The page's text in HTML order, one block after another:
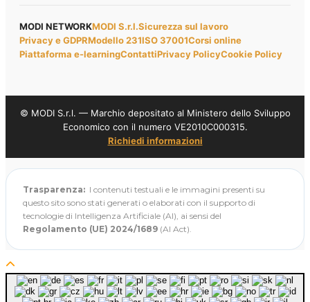
MODI NETWORKMODI S.r.l.Sicurezza sul lavoro
Privacy e GDPRModello 231ISO 37001Corsi online
Piattaforma e-learningContattiPrivacy PolicyCookie Policy
© MODI S.r.l. — Marchio depositato al Ministero dello Sviluppo
Economico con il numero VE2010C000315.
Richiedi informazioni
Trasparenza: I contenuti testuali e le immagini presenti su
questo sito sono stati generati o elaborati con il supporto di
tecnologie di Intelligenza Artificiale (AI), ai sensi del
Regolamento (UE) 2024/1689 (AI Act).